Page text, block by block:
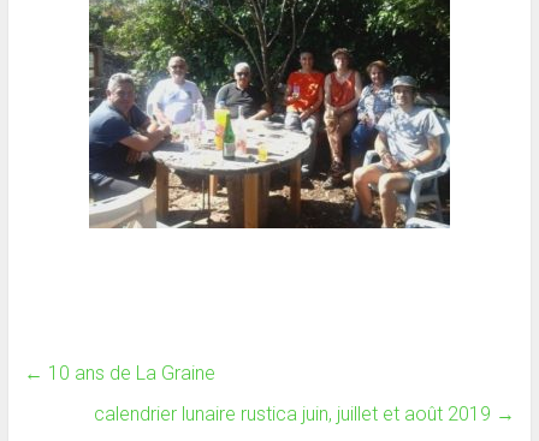
← 10 ans de La Graine
calendrier lunaire rustica juin, juillet et août 2019 →